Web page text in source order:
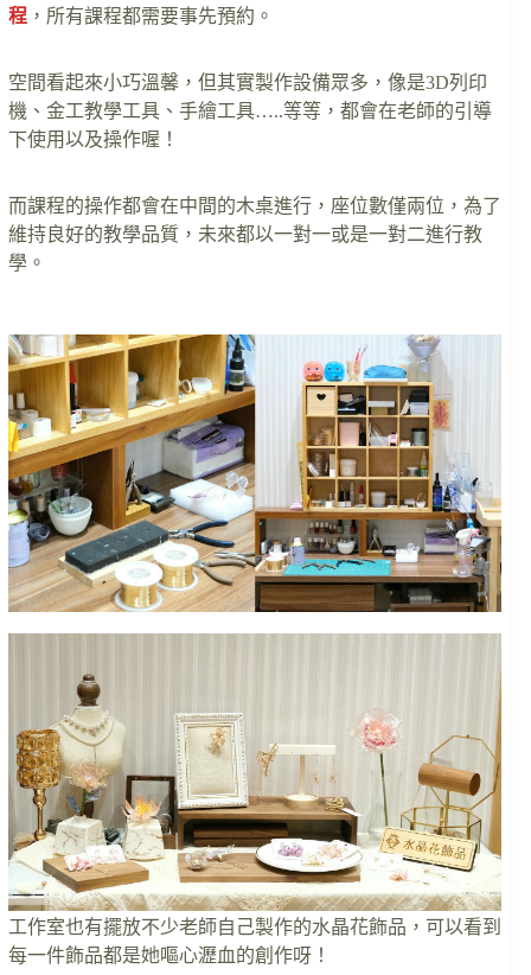
程 ，所有課程都需要事先預約。
空間看起來小巧溫馨，但其實製作設備眾多，像是3D列印
機、金工教學工具、手繪工具…..等等，都會在老師的引導
下使用以及操作喔！
而課程的操作都會在中間的木桌進行，座位數僅兩位，為了
維持良好的教學品質，未來都以一對一或是一對二進行教
學。
工作室也有擺放不少老師自己製作的水晶花飾品，可以看到
每一件飾品都是她嘔心瀝血的創作呀！